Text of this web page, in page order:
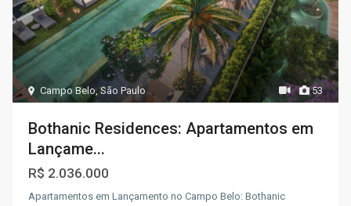
53
Campo Belo,São Paulo
Bothanic Residences: Apartamentos em
Lançame...
R$ 2.036.000
Apartamentos em Lançamento no Campo Belo: Bothanic